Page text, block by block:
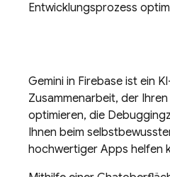
Entwicklungsprozess
Gemini in Firebase ist ein
Zusammenarbeit, der
optimieren, die
Ihnen beim
hochwertiger Apps helfen